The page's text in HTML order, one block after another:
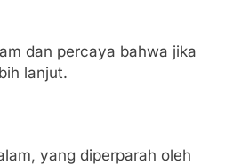
dan percaya bahwa jika
lanjut.
yang diperparah oleh